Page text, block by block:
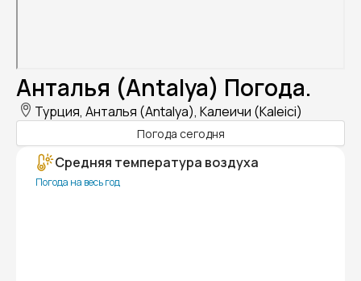
Анталья (Antalya) Погода.
Турция, Анталья (Antalya), Калеичи (Kaleici)
Погода сегодня
Средняя температура воздуха
Погода на весь год